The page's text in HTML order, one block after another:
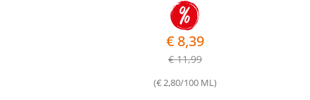
€ 11,99
€ 8,39
(€ 2,80/100 ML)